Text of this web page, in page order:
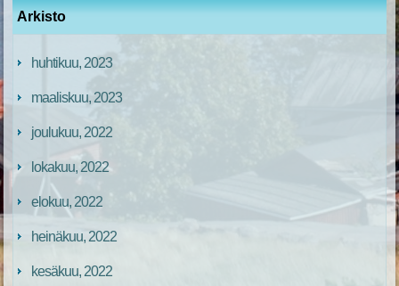
Arkisto
huhtikuu, 2023
maaliskuu, 2023
joulukuu, 2022
lokakuu, 2022
elokuu, 2022
heinäkuu, 2022
kesäkuu, 2022